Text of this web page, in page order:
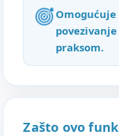
praksom.
Zašto ovo